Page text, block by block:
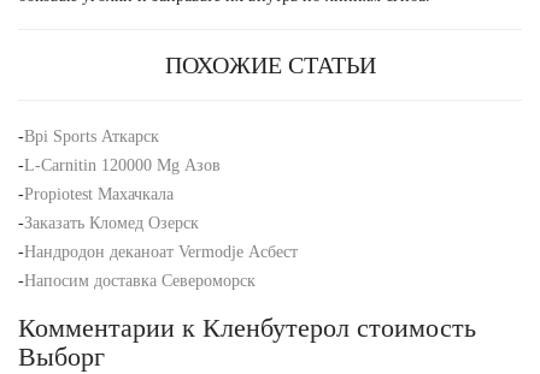
ПОХОЖИЕ СТАТЬИ
-Bpi Sports Аткарск
-L-Carnitin 120000 Mg Азов
-Propiotest Махачкала
-Заказать Кломед Озерск
-Нандродон деканоат Vermodje Асбест
-Напосим доставка Североморск
Комментарии к Кленбутерол стоимость
Выборг